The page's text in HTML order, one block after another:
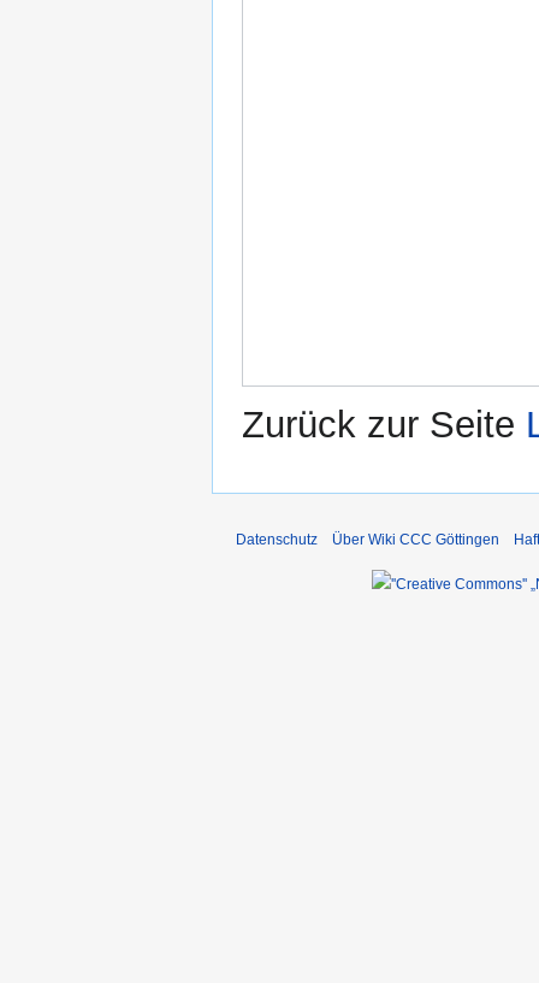
Zurück zur Seite
Datenschutz Über Wiki CCC Göttingen